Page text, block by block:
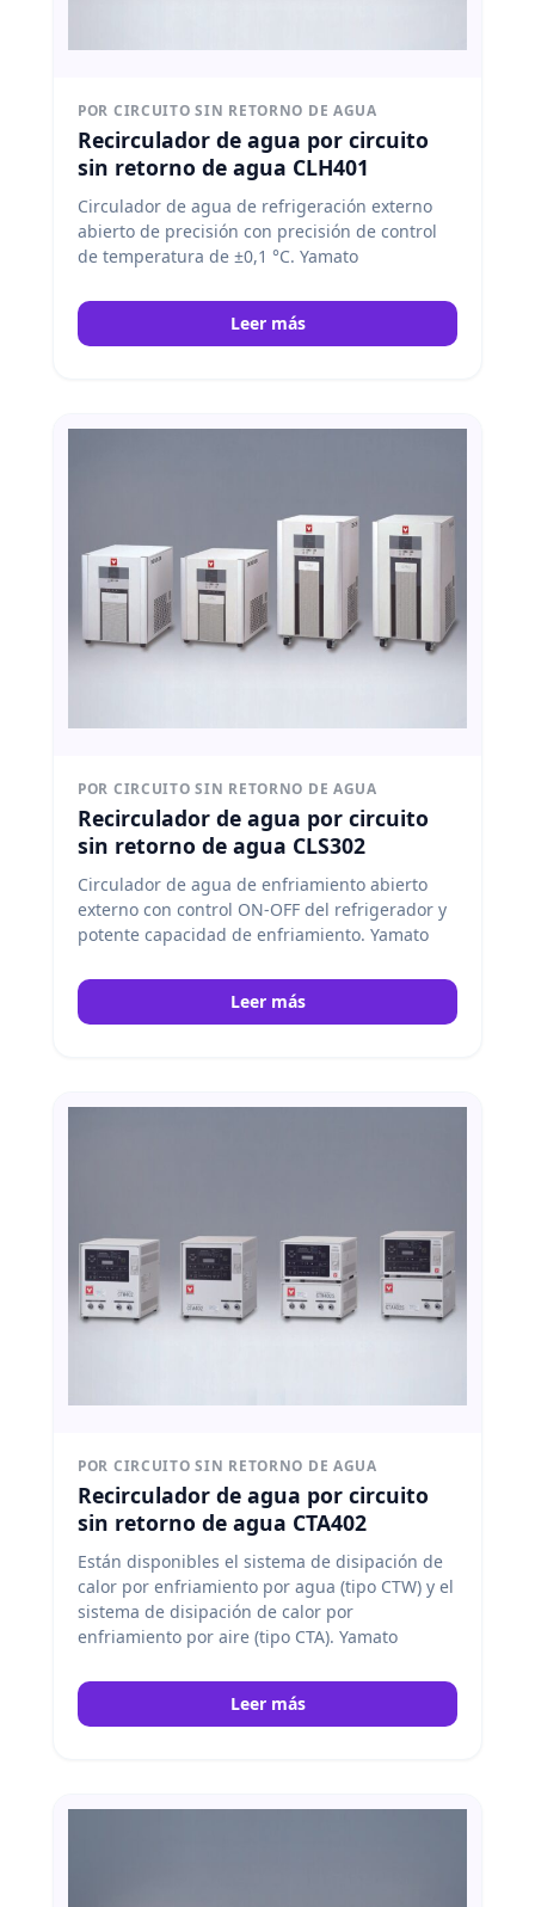
POR CIRCUITO SIN RETORNO DE AGUA
Recirculador de agua por circuito
sin retorno de agua CLH401
Circulador de agua de refrigeración externo
abierto de precisión con precisión de control
de temperatura de ±0,1 °C. Yamato
Leer más
POR CIRCUITO SIN RETORNO DE AGUA
Recirculador de agua por circuito
sin retorno de agua CLS302
Circulador de agua de enfriamiento abierto
externo con control ON-OFF del refrigerador y
potente capacidad de enfriamiento. Yamato
Leer más
POR CIRCUITO SIN RETORNO DE AGUA
Recirculador de agua por circuito
sin retorno de agua CTA402
Están disponibles el sistema de disipación de
calor por enfriamiento por agua (tipo CTW) y el
sistema de disipación de calor por
enfriamiento por aire (tipo CTA). Yamato
Leer más